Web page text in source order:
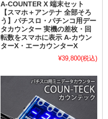
A-COUNTER X 端末セット
【スマホ＋アンテナ 全部そろ
う】パチスロ・パチンコ用デー
タカウンター 実機の差枚・回
転数をスマホに表示 A-カウン
ターX・エーカウンターX
¥39,800(税込)